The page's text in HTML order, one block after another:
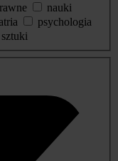
nauki
psychologia